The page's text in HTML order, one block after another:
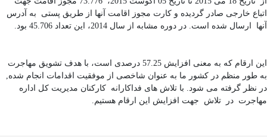
اتباع خارجی صادر گردیده و کارت مجوز اقامت آنها از طریق پستی به آدرس
آنها ارسال شده است. در دوره مشابه از سال 2014، این تعداد 45.706 بود.
این ارقام که به معنی افزایش 57.25 درصدی است، با هدف تشویق مهاجرت
به طور منظم در کشور ما به عنوان شاخصی از موفقیت اقدامات انجام شده,
در نظر گرفته می شود. با تلاش های فداکارانه کارکنان مدیریت کل اداره
مهاجرت در تلاش جهت افزایش این ارقام هستیم.